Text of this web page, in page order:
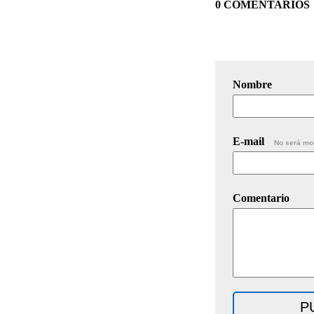
0 COMENTARIOS
Nombre
E-mail No será
Comentario